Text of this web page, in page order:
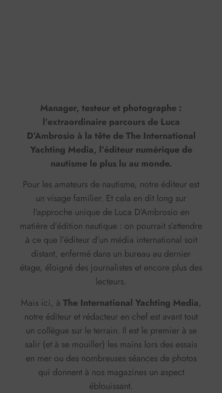
Manager, testeur et photographe :
l’extraordinaire parcours de Luca
D’Ambrosio à la tête de The International
Yachting Media, l’éditeur numérique de
nautisme le plus lu au monde.
Pour les amateurs de nautisme, notre éditeur est
un visage familier. Et cela en dit long sur
l’approche unique de Luca D’Ambrosio en
matière d’édition nautique : on pourrait s’attendre
à ce que l’éditeur d’un média international soit
distant, enfermé dans un bureau au dernier
étage, éloigné des journalistes et encore plus des
lecteurs.
Mais ici, à The International Yachting Media,
notre éditeur et rédacteur en chef est avant tout
un collègue sur le terrain. Il est le premier à se
salir (et à se mouiller) les mains lors des essais
en mer ou des nombreuses séances de photos
qui donnent à nos magazines un aspect
éblouissant.